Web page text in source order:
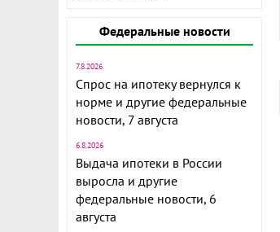
Федеральные новости
7.8.2026
Спрос на ипотеку вернулся к
норме и другие федеральные
новости, 7 августа
6.8.2026
Выдача ипотеки в России
выросла и другие
федеральные новости, 6
августа